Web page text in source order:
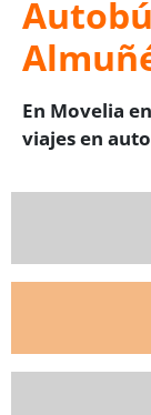
En Movelia
viajes en